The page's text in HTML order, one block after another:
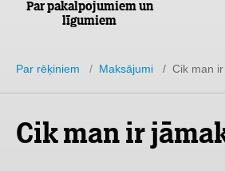
Par pakalpojumiem un
līgumiem
Par rēķiniem / Maksājumi / Cik man
Cik man ir